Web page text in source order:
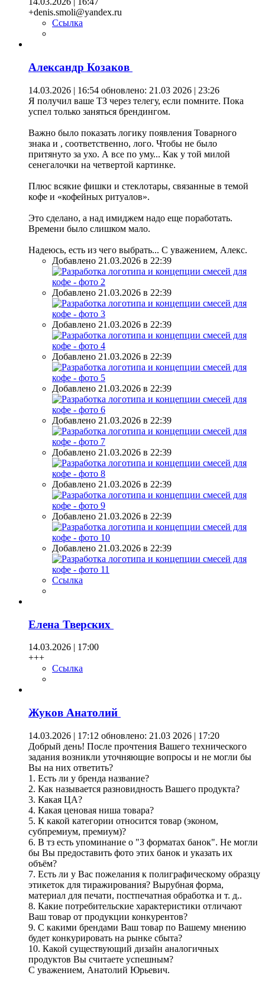
+denis.smoli@yandex.ru
Ссылка
Александр Козаков
14.03.2026 | 16:54 обновлено: 21.03 2026 | 23:26
Я получил ваше ТЗ через телегу, если помните. Пока
успел только заняться брендингом.
Важно было показать логику появления Товарного
знака и , соответственно, лого. Чтобы не было
притянуто за ухо. А все по уму... Как у той милой
сенегалочки на четвертой картинке.
Плюс всякие фишки и стеклотары, связанные в темой
кофе и «кофейных ритуалов».
Это сделано, а над имиджем надо еще поработать.
Времени было слишком мало.
Надеюсь, есть из чего выбрать... С уважением, Алекс.
Добавлено 21.03.2026 в 22:39
Добавлено 21.03.2026 в 22:39
Добавлено 21.03.2026 в 22:39
Добавлено 21.03.2026 в 22:39
Добавлено 21.03.2026 в 22:39
Добавлено 21.03.2026 в 22:39
Добавлено 21.03.2026 в 22:39
Добавлено 21.03.2026 в 22:39
Добавлено 21.03.2026 в 22:39
Добавлено 21.03.2026 в 22:39
Ссылка
Елена Тверских
14.03.2026 | 17:00
+++
Ссылка
Жуков Анатолий
14.03.2026 | 17:12 обновлено: 21.03 2026 | 17:20
Добрый день! После прочтения Вашего технического
задания возникли уточняющие вопросы и не могли бы
Вы на них ответить?
1. Есть ли у бренда название?
2. Как называется разновидность Вашего продукта?
3. Какая ЦА?
4. Какая ценовая ниша товара?
5. К какой категории относится товар (эконом,
субпремиум, премиум)?
6. В тз есть упоминание о "3 форматах банок". Не могли
бы Вы предоставить фото этих банок и указать их
объём?
7. Есть ли у Вас пожелания к полиграфическому образцу
этикеток для тиражирования? Вырубная форма,
материал для печати, постпечатная обработка и т. д..
8. Какие потребительские характеристики отличают
Ваш товар от продукции конкурентов?
9. С какими брендами Ваш товар по Вашему мнению
будет конкурировать на рынке сбыта?
10. Какой существующий дизайн аналогичных
продуктов Вы считаете успешным?
С уважением, Анатолий Юрьевич.